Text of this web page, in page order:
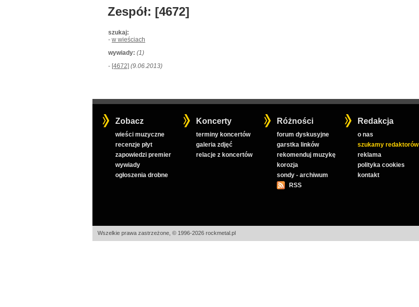
Zespół: [4672]
szukaj:
- w wieściach
wywiady: (1)
- [4672] (9.06.2013)
Zobacz
wieści muzyczne
recenzje płyt
zapowiedzi premier
wywiady
ogłoszenia drobne
Koncerty
terminy koncertów
galeria zdjęć
relacje z koncertów
Różności
forum dyskusyjne
garstka linków
rekomenduj muzykę
korozja
sondy - archiwum
RSS
Redakcja
o nas
szukamy redaktorów
reklama
polityka cookies
kontakt
Wszelkie prawa zastrzeżone, © 1996-2026 rockmetal.pl